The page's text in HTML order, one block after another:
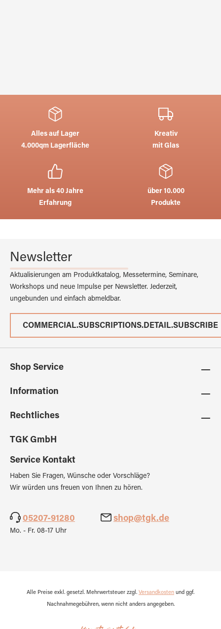
Alles auf Lager
4.000qm Lagerfläche
Kreativ
mit Glas
Mehr als 40 Jahre
Erfahrung
über 10.000
Produkte
Newsletter
Aktualisierungen am Produktkatalog, Messetermine, Seminare,
Workshops und neue Impulse per Newsletter. Jederzeit,
ungebunden und einfach abmeldbar.
COMMERCIAL.SUBSCRIPTIONS.DETAIL.SUBSCRIBE
Shop Service
Information
Rechtliches
TGK GmbH
Service Kontakt
Haben Sie Fragen, Wünsche oder Vorschläge?
Wir würden uns freuen von Ihnen zu hören.
05207-91280 shop@tgk.de
Mo. - Fr. 08-17 Uhr
Alle Preise exkl. gesetzl. Mehrwertsteuer zzgl. Versandkosten und ggf.
Nachnahmegebühren, wenn nicht anders angegeben.